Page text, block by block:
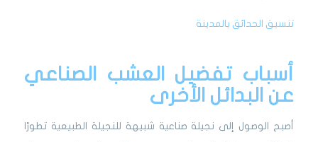
تنسيق الحدائق بالمدينة
أسباب تفضيل العشب الصناعي
عن البدائل الأخرى
أصبح الوصول إلى نجيلة صناعية شبيهة للنجيلة الطبيعية تطورًا